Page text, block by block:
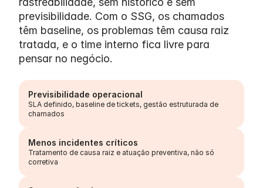
previsibilidade. Com o SSG, os chamados
têm baseline, os problemas têm causa raiz
tratada, e o time interno fica livre para
pensar no negócio.
Previsibilidade operacional
SLA definido, baseline de tickets, gestão estruturada de
chamados
Menos incidentes críticos
Tratamento de causa raiz e atuação preventiva, não só
corretiva